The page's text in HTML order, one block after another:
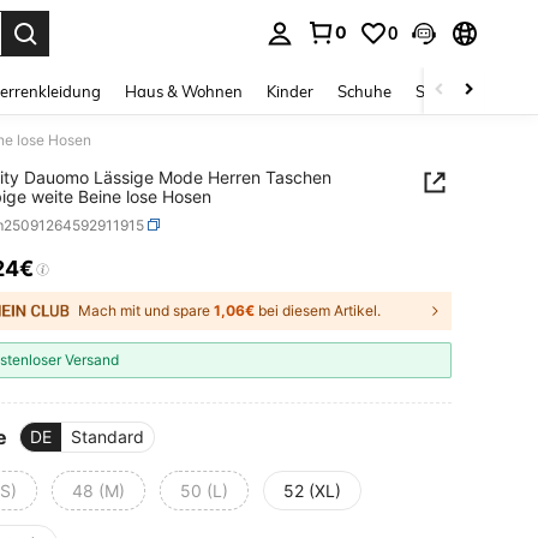
0 0
Haus & Wohnen Kinder Schuhe Schmuck &
lose Hosen
Dauomo Lässige Mode Herren Taschen
weite Beine lose Hosen
AND AVAILABILITY
Mach mit und spare 1,06€ bei diesem Artikel.
Versand
DE Standard
48 (M) 50 (L) 52 (XL)